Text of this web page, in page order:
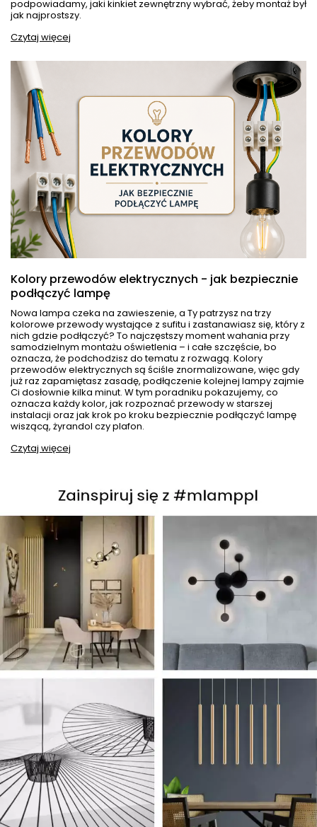
podpowiadamy, jaki kinkiet zewnętrzny wybrać, żeby montaż był
jak najprostszy.
Czytaj więcej
Kolory przewodów elektrycznych - jak bezpiecznie
podłączyć lampę
Nowa lampa czeka na zawieszenie, a Ty patrzysz na trzy
kolorowe przewody wystające z sufitu i zastanawiasz się, który z
nich gdzie podłączyć? To najczęstszy moment wahania przy
samodzielnym montażu oświetlenia – i całe szczęście, bo
oznacza, że podchodzisz do tematu z rozwagą. Kolory
przewodów elektrycznych są ściśle znormalizowane, więc gdy
już raz zapamiętasz zasadę, podłączenie kolejnej lampy zajmie
Ci dosłownie kilka minut. W tym poradniku pokazujemy, co
oznacza każdy kolor, jak rozpoznać przewody w starszej
instalacji oraz jak krok po kroku bezpiecznie podłączyć lampę
wiszącą, żyrandol czy plafon.
Czytaj więcej